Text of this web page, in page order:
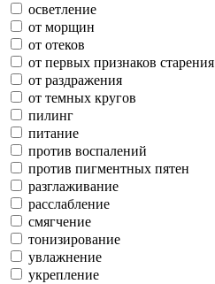
осветление
от морщин
от отеков
от первых признаков старения
от раздражения
от темных кругов
пилинг
питание
против воспалений
против пигментных пятен
разглаживание
расслабление
смягчение
тонизирование
увлажнение
укрепление